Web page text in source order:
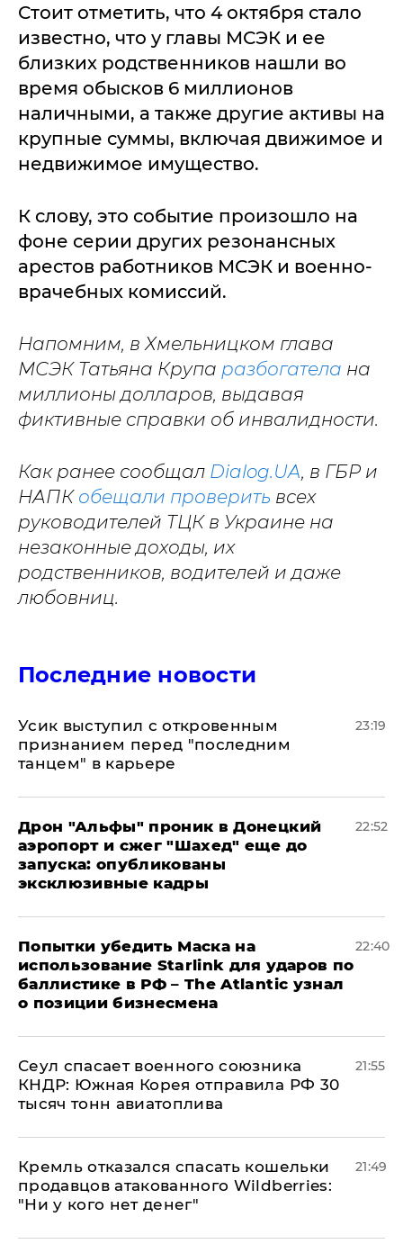
Стоит отметить, что 4 октября стало
известно, что у главы МСЭК и ее
близких родственников нашли во
время обысков 6 миллионов
наличными, а также другие активы на
крупные суммы, включая движимое и
недвижимое имущество.
К слову, это событие произошло на
фоне серии других резонансных
арестов работников МСЭК и военно-
врачебных комиссий.
Напомним, в Хмельницком глава
МСЭК Татьяна Крупа разбогатела на
миллионы долларов, выдавая
фиктивные справки об инвалидности.
Как ранее сообщал Dialog.UA, в ГБР и
НАПК обещали проверить всех
руководителей ТЦК в Украине на
незаконные доходы, их
родственников, водителей и даже
любовниц.
Последние новости
Усик выступил с откровенным
признанием перед "последним
танцем" в карьере
23:19
Дрон "Альфы" проник в Донецкий
аэропорт и сжег "Шахед" еще до
запуска: опубликованы
эксклюзивные кадры
22:52
Попытки убедить Маска на
использование Starlink для ударов по
баллистике в РФ – The Atlantic узнал
о позиции бизнесмена
22:40
​Сеул спасает военного союзника
КНДР: Южная Корея отправила РФ 30
тысяч тонн авиатоплива
21:55
Кремль отказался спасать кошельки
продавцов атакованного Wildberries:
"Ни у кого нет денег"
21:49